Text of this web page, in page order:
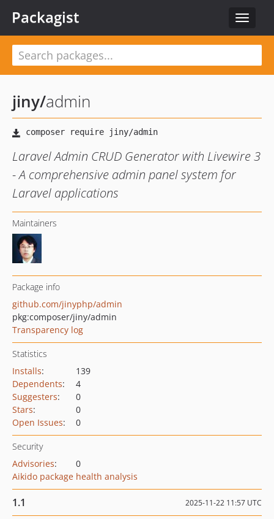
Toggle
Packagist
jiny/admin
Laravel Admin CRUD Generator with Livewire 3
- A comprehensive admin panel system for
Laravel applications
Maintainers
Package info
github.com/jinyphp/admin
pkg:composer/jiny/admin
Transparency log
Statistics
Installs:
139
Dependents:
4
Suggesters:
0
Stars:
0
Open Issues: 0
Security
Advisories:
0
Aikido package health analysis
1.1 2025-11-22 11:57 UTC